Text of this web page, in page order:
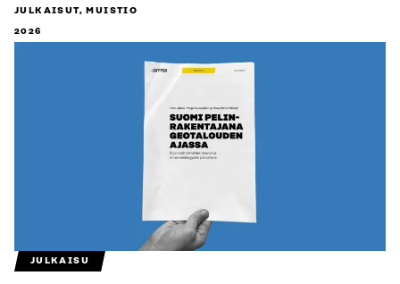
JULKAISUT, MUISTIO
2026
JULKAISU